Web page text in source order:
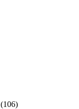
(106)